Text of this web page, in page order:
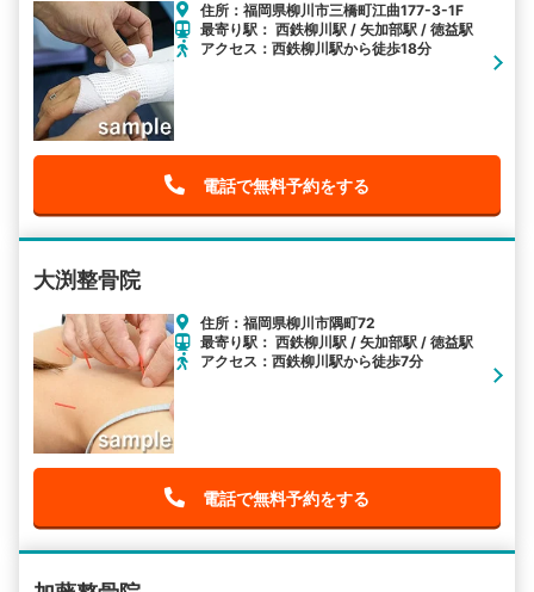
住所：福岡県柳川市三橋町江曲177-3-1F
最寄り駅： 西鉄柳川駅 / 矢加部駅 / 徳益駅
アクセス：西鉄柳川駅から徒歩18分
電話で無料予約をする
大渕整骨院
住所：福岡県柳川市隅町72
最寄り駅： 西鉄柳川駅 / 矢加部駅 / 徳益駅
アクセス：西鉄柳川駅から徒歩7分
電話で無料予約をする